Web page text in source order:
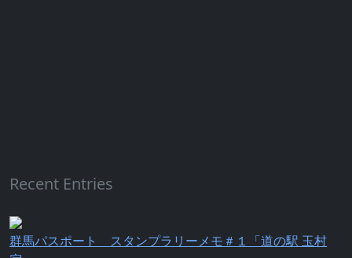
Recent Entries
群馬パスポート スタンプラリーメモ＃１「道の駅 玉村